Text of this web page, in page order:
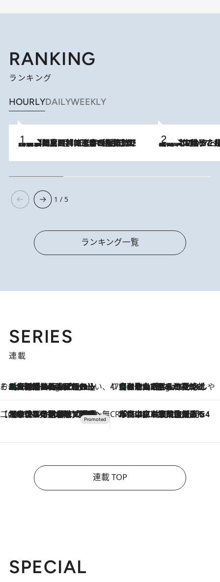
RANKING
ランキング
HOURLYDAILYWEEKLY
2026.8.8
「最後に見られてよかった」上野動物園の東園パンダ舎が解体前に特別公開。8月16日まで延長されたパネル展と共に辿る“半世紀”のパンダ飼育《解体工事の図面あり》 2026.8.5
【阿川佐和子さんの年とる力】なぜ70代で始めた趣味は“こんなに楽しい”のか？ ピアノ、俳句…スランプに陥っても続けられる“ある秘訣”とは
1 / 5
ランキング一覧
SERIES
連載
そおだよおこの関西おいしい、おやつ紀行9 Hours Ago
［大阪府箕面市］一皿一皿目の前で仕上げられる、料理を巧みに組み込んだアシェットデセールコース「ミチル アシェット デセール（Michiru assiette dessert）」 47都道府県の手みやげ ひんやりスイーツで夏を満喫
9 Hours Ago
【和歌山県】この夏絶対食べたい 冷やしておいしいおやつ3選 みかんがごろっと丸ごと入ったジュレ
【CREA×星野リゾート】唯一無二。癒しと発見が待つ場所へ
2026.8.7
【トンボの足水浴】ヒノキの香りに包まれて涼感マックス！約13℃の湧水かけ流しを避暑地「星野温泉 トンボの湯」で体験 CREA'S CHOICE
2026.8.7
「立川にも歌舞伎があるんだよ」 片岡仁左衛門・市川中車ら豪華座組みで4年目の立川立飛歌舞伎へ
連載 TOP
SPECIAL